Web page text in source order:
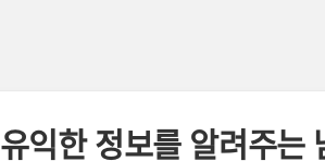
유익한 정보를 알려주는